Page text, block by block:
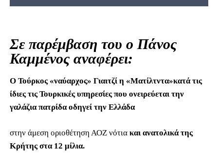
Σε παρέμβαση του ο Πάνος
Καμμένος αναφέρει:
Ο Τούρκος «ναύαρχος» Γιαιτζί η «Ματίλτντα»κατά τις
ίδιες τις Τουρκικές υπηρεσίες που ονειρεύεται την
γαλάζια πατρίδα οδηγεί την Ελλάδα
στην άμεση οριοθέτηση ΑΟΖ νότια και ανατολικά της
Κρήτης στα 12 μίλια.